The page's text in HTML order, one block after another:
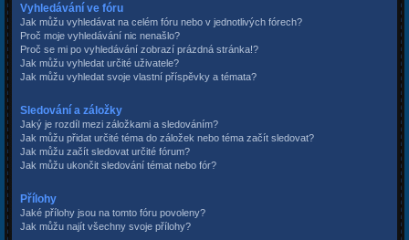
Vyhledávání ve fóru
Jak můžu vyhledávat na celém fóru nebo v jednotlivých fórech?
Proč moje vyhledávání nic nenašlo?
Proč se mi po vyhledávání zobrazí prázdná stránka!?
Jak můžu vyhledat určité uživatele?
Jak můžu vyhledat svoje vlastní příspěvky a témata?
Sledování a záložky
Jaký je rozdíl mezi záložkami a sledováním?
Jak můžu přidat určité téma do záložek nebo téma začít sledovat?
Jak můžu začít sledovat určité fórum?
Jak můžu ukončit sledování témat nebo fór?
Přílohy
Jaké přílohy jsou na tomto fóru povoleny?
Jak můžu najít všechny svoje přílohy?